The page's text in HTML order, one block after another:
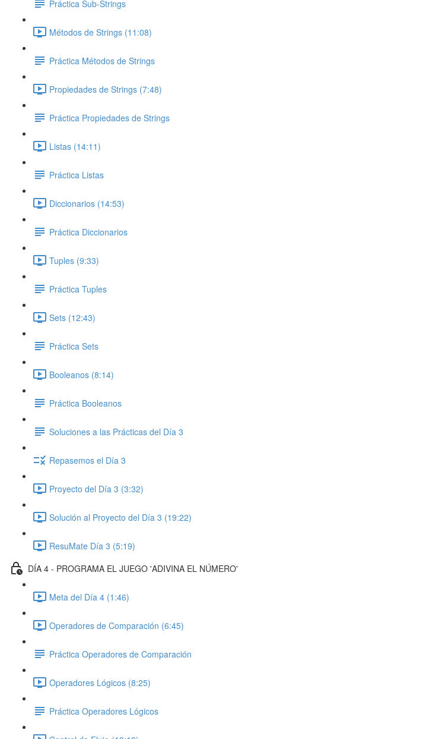
Práctica Sub-Strings
Métodos de Strings (11:08)
Práctica Métodos de Strings
Propiedades de Strings (7:48)
Práctica Propiedades de Strings
Listas (14:11)
Práctica Listas
Diccionarios (14:53)
Práctica Diccionarios
Tuples (9:33)
Práctica Tuples
Sets (12:43)
Práctica Sets
Booleanos (8:14)
Práctica Booleanos
Soluciones a las Prácticas del Día 3
Repasemos el Día 3
Proyecto del Día 3 (3:32)
Solución al Proyecto del Día 3 (19:22)
ResuMate Día 3 (5:19)
DÍA 4 - PROGRAMA EL JUEGO 'ADIVINA EL NÚMERO'
Meta del Día 4 (1:46)
Operadores de Comparación (6:45)
Práctica Operadores de Comparación
Operadores Lógicos (8:25)
Práctica Operadores Lógicos